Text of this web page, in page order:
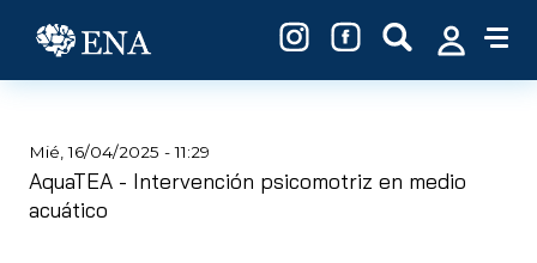
Mié, 16/04/2025 - 11:29
AquaTEA - Intervención psicomotriz en medio
acuático